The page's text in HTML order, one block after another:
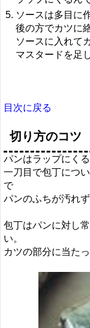
ソースは多目に
後の方でカツに
ソースに入れて
マスタードを足
目次に戻る
切り方のコツ
パンはラップにく
一刀目で包丁につ
で
パンのふちが汚れ
包丁はパンに対し
い。
カツの部分に当た